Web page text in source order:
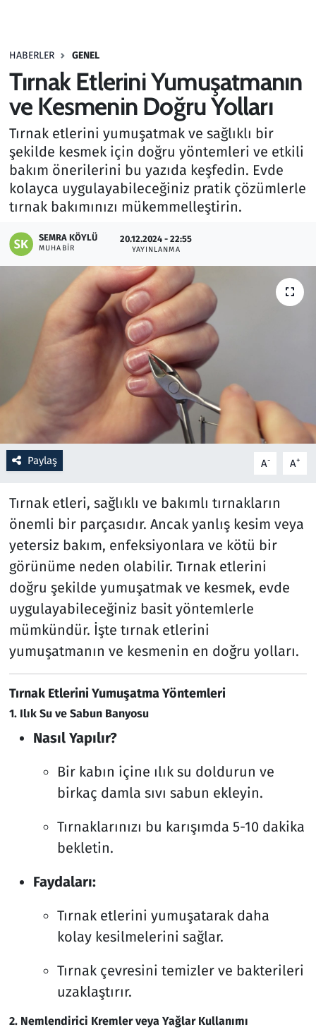
HABERLER GENEL
Tırnak Etlerini Yumuşatmanın
ve Kesmenin Doğru Yolları
Tırnak etlerini yumuşatmak ve sağlıklı bir
şekilde kesmek için doğru yöntemleri ve etkili
bakım önerilerini bu yazıda keşfedin. Evde
kolayca uygulayabileceğiniz pratik çözümlerle
tırnak bakımınızı mükemmelleştirin.
SEMRA KÖYLÜ
MUHABIR
20.12.2024 - 22:55
YAYINLANMA
Paylaş A- A+
Tırnak etleri, sağlıklı ve bakımlı tırnakların
önemli bir parçasıdır. Ancak yanlış kesim veya
yetersiz bakım, enfeksiyonlara ve kötü bir
görünüme neden olabilir. Tırnak etlerini
doğru şekilde yumuşatmak ve kesmek, evde
uygulayabileceğiniz basit yöntemlerle
mümkündür. İşte tırnak etlerini
yumuşatmanın ve kesmenin en doğru yolları.
Tırnak Etlerini Yumuşatma Yöntemleri
1. Ilık Su ve Sabun Banyosu
Nasıl Yapılır?
Bir kabın içine ılık su doldurun ve
birkaç damla sıvı sabun ekleyin.
Tırnaklarınızı bu karışımda 5-10 dakika
bekletin.
Faydaları:
Tırnak etlerini yumuşatarak daha
kolay kesilmelerini sağlar.
Tırnak çevresini temizler ve bakterileri
uzaklaştırır.
2. Nemlendirici Kremler veya Yağlar Kullanımı
Haber
Kültür Sanat
Kurumsal Haberler
Lezzet Durağı
Memur ve Kamu
Otomobil
Ramazan
Resmi İlanlar
Rüya Tabirleri
Savunma Sanayi
Spor
Teknoloji ve Bilim
Televizyon